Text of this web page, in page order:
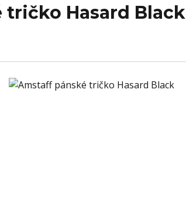
Hasard Black